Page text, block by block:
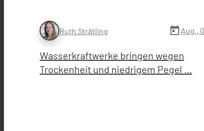
Ruth Strätling today Aug.,
Wasserkraftwerke bringen wegen
Trockenheit und niedrigem Pegel …